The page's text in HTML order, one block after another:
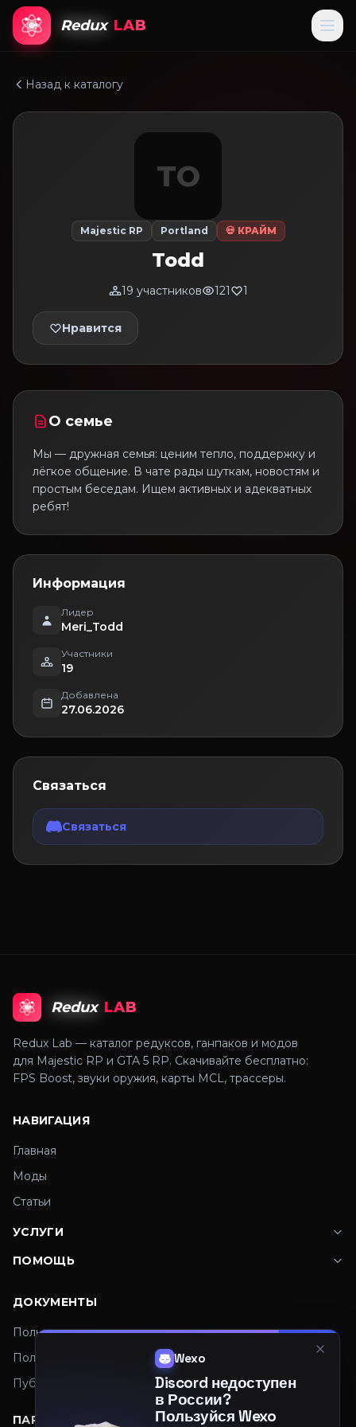
Redux LAB
Назад к каталогу
TO
Majestic RP Portland 💀 КРАЙМ
Todd
19 участников 121 1
Нравится
О семье
Мы — дружная семья: ценим тепло, поддержку и
лёгкое общение. В чате рады шуткам, новостям и
простым беседам. Ищем активных и адекватных
ребят!
Информация
Лидер
Meri_Todd
Участники
19
Добавлена
27.06.2026
Связаться
Связаться
Redux LAB
Redux Lab — каталог редуксов, ганпаков и модов
для Majestic RP и GTA 5 RP. Скачивайте бесплатно:
FPS Boost, звуки оружия, карты MCL, трассеры.
НАВИГАЦИЯ
Главная
Моды
Статьи
УСЛУГИ
ПОМОЩЬ
ДОКУМЕНТЫ
Пользовательское соглашение
Политика конфиденциальности
Публичная оферта
ПАРТНЕРЫ
Wexo
Discord недоступен
в России?
Пользуйся Wexo